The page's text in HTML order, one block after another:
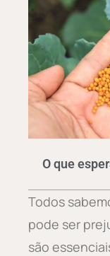
O que
Todos
pode ser
são